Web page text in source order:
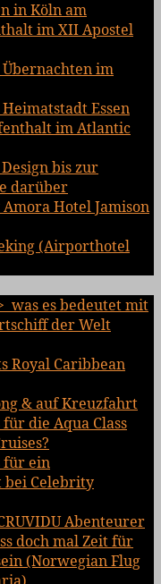
in Köln am
im XII Apostel
im
Essen
im Atlantic
bis zur
darüber
Hotel Jamison
(Airporthotel
was es bedeutet mit
der Welt
Royal Caribbean
& auf Kreuzfahrt
die Aqua Class
für ein
bei Celebrity
Abenteurer
doch mal Zeit für
(Norwegian Flug